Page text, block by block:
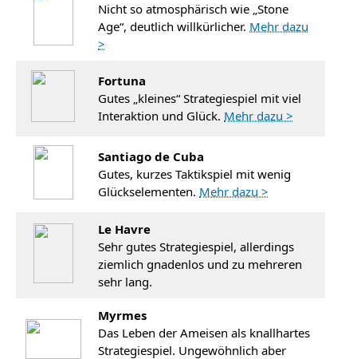
Nicht so atmosphärisch wie „Stone
Age“, deutlich willkürlicher. Mehr dazu
>
Fortuna
Gutes „kleines“ Strategiespiel mit viel
Interaktion und Glück. Mehr dazu >
Santiago de Cuba
Gutes, kurzes Taktikspiel mit wenig
Glückselementen. Mehr dazu >
Le Havre
Sehr gutes Strategiespiel, allerdings
ziemlich gnadenlos und zu mehreren
sehr lang.
Myrmes
Das Leben der Ameisen als knallhartes
Strategiespiel. Ungewöhnlich aber